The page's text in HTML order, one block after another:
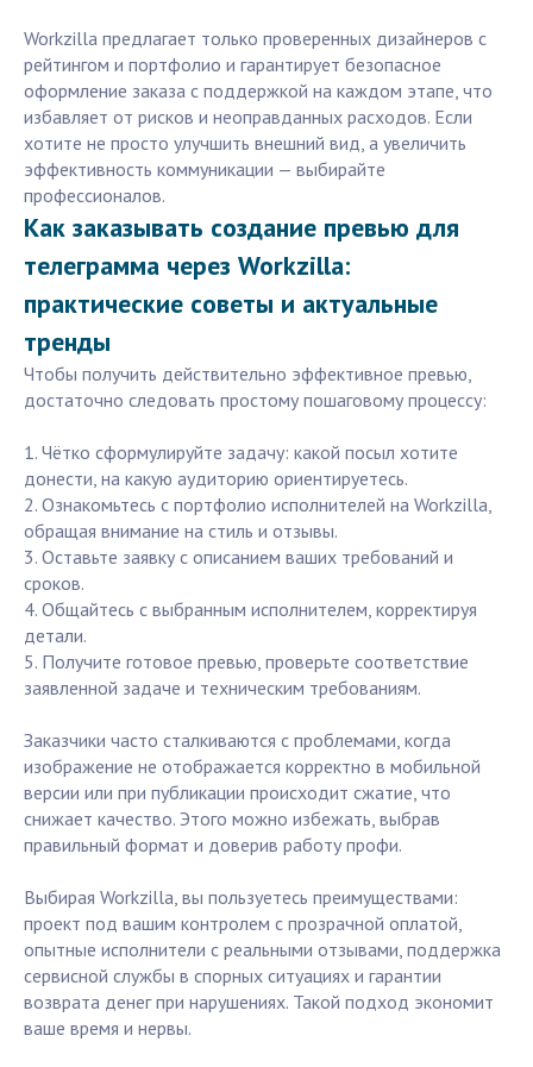
Workzilla предлагает только проверенных дизайнеров с
рейтингом и портфолио и гарантирует безопасное
оформление заказа с поддержкой на каждом этапе, что
избавляет от рисков и неоправданных расходов. Если
хотите не просто улучшить внешний вид, а увеличить
эффективность коммуникации — выбирайте
профессионалов.
Как заказывать создание превью для
телеграмма через Workzilla:
практические советы и актуальные
тренды
Чтобы получить действительно эффективное превью,
достаточно следовать простому пошаговому процессу:
1. Чётко сформулируйте задачу: какой посыл хотите
донести, на какую аудиторию ориентируетесь.
2. Ознакомьтесь с портфолио исполнителей на Workzilla,
обращая внимание на стиль и отзывы.
3. Оставьте заявку с описанием ваших требований и
сроков.
4. Общайтесь с выбранным исполнителем, корректируя
детали.
5. Получите готовое превью, проверьте соответствие
заявленной задаче и техническим требованиям.
Заказчики часто сталкиваются с проблемами, когда
изображение не отображается корректно в мобильной
версии или при публикации происходит сжатие, что
снижает качество. Этого можно избежать, выбрав
правильный формат и доверив работу профи.
Выбирая Workzilla, вы пользуетесь преимуществами:
проект под вашим контролем с прозрачной оплатой,
опытные исполнители с реальными отзывами, поддержка
сервисной службы в спорных ситуациях и гарантии
возврата денег при нарушениях. Такой подход экономит
ваше время и нервы.